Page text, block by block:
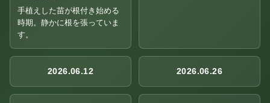
手植えした苗が根付き始める
時期。静かに根を張っていま
す。
2026.06.12 2026.06.26